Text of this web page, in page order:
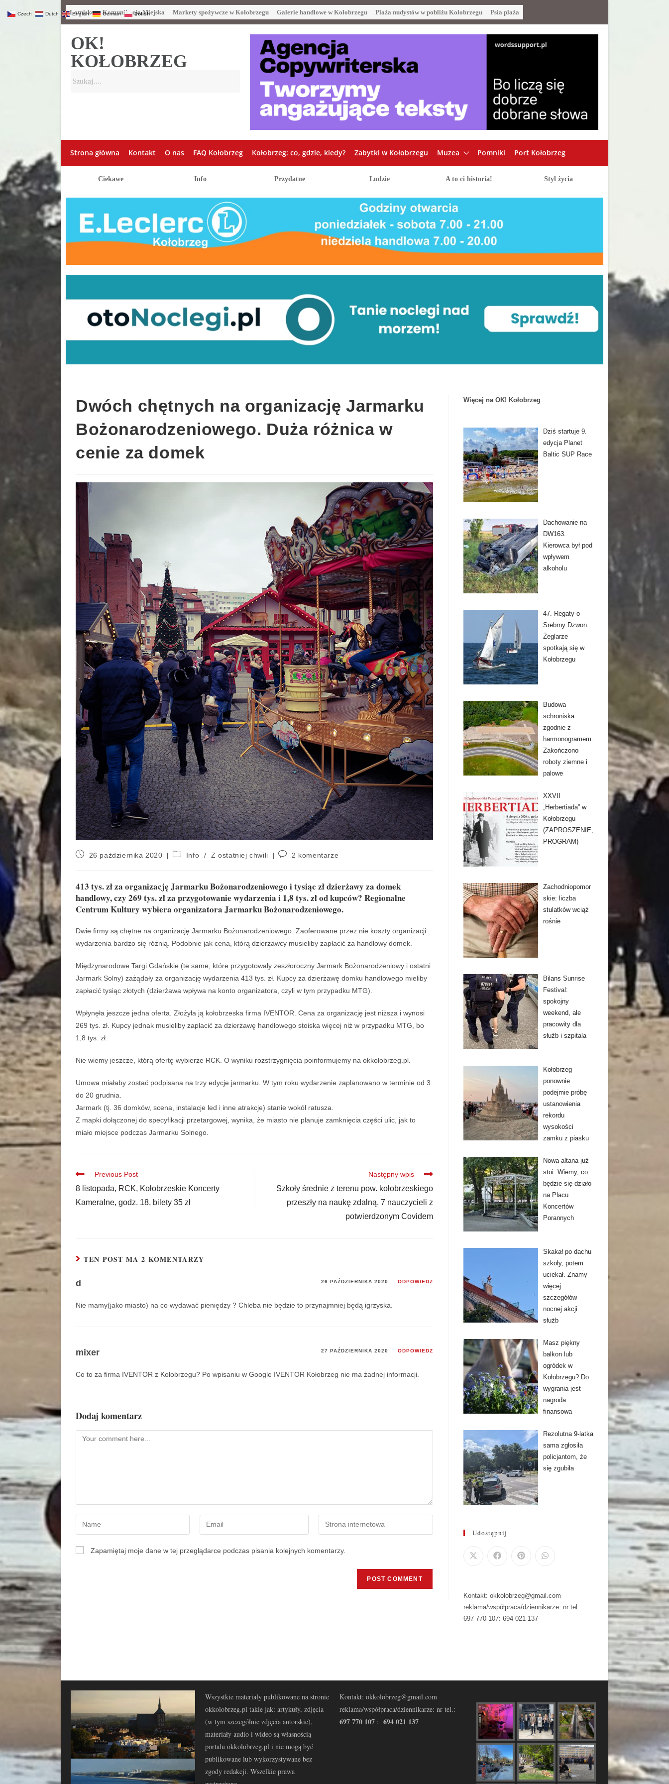
Lotnisko Komunikacja Miejska Markety spożywcze w Kołobrzegu Galerie handlowe w Kołobrzegu Plaża nudystów w pobliżu Kołobrzegu Psia plaża
OK!
KOŁOBRZEG
Strona główna Kontakt O nas FAQ Kołobrzeg Kołobrzeg: co, gdzie, kiedy? Zabytki w Kołobrzegu Muzea Pomniki Port Kołobrzeg
Ciekawe Info Przydatne Ludzie A to ci historia! Styl życia
Dwóch chętnych na organizację Jarmarku
Bożonarodzeniowego. Duża różnica w
cenie za domek
26 października 2020 Info / Z ostatniej chwili 2 komentarze
413 tys. zł za organizację Jarmarku Bożonarodzeniowego i tysiąc zł dzierżawy za domek
handlowy, czy 269 tys. zł za przygotowanie wydarzenia i 1,8 tys. zł od kupców? Regionalne
Centrum Kultury wybiera organizatora Jarmarku Bożonarodzeniowego.
Dwie firmy są chętne na organizację Jarmarku Bożonarodzeniowego. Zaoferowane przez nie koszty organizacji
wydarzenia bardzo się różnią. Podobnie jak cena, którą dzierżawcy musieliby zapłacić za handlowy domek.
Międzynarodowe Targi Gdańskie (te same, które przygotowały zeszłoroczny Jarmark Bożonarodzeniowy i ostatni
Jarmark Solny) zażądały za organizację wydarzenia 413 tys. zł. Kupcy za dzierżawę domku handlowego mieliby
zapłacić tysiąc złotych (dzierżawa wpływa na konto organizatora, czyli w tym przypadku MTG).
Wpłynęła jeszcze jedna oferta. Złożyła ją kołobrzeska firma IVENTOR. Cena za organizację jest niższa i wynosi
269 tys. zł. Kupcy jednak musieliby zapłacić za dzierżawę handlowego stoiska więcej niż w przypadku MTG, bo
1,8 tys. zł.
Nie wiemy jeszcze, którą ofertę wybierze RCK. O wyniku rozstrzygnięcia poinformujemy na okkolobrzeg.pl.
Umowa miałaby zostać podpisana na trzy edycje jarmarku. W tym roku wydarzenie zaplanowano w terminie od 3
do 20 grudnia.
Jarmark (tj. 36 domków, scena, instalacje led i inne atrakcje) stanie wokół ratusza.
Z mapki dołączonej do specyfikacji przetargowej, wynika, że miasto nie planuje zamknięcia części ulic, jak to
miało miejsce podczas Jarmarku Solnego.
Previous Post
8 listopada, RCK, Kołobrzeskie Koncerty
Kameralne, godz. 18, bilety 35 zł
Następny wpis
Szkoły średnie z terenu pow. kołobrzeskiego
przeszły na naukę zdalną. 7 nauczycieli z
potwierdzonym Covidem
TEN POST MA 2 KOMENTARZY
d 26 PAŹDZIERNIKA 2020 ODPOWIEDZ
Nie mamy(jako miasto) na co wydawać pieniędzy ? Chleba nie będzie to przynajmniej będą igrzyska.
mixer 27 PAŹDZIERNIKA 2020 ODPOWIEDZ
Co to za firma IVENTOR z Kołobrzegu? Po wpisaniu w Google IVENTOR Kołobrzeg nie ma żadnej informacji.
Dodaj komentarz
Zapamiętaj moje dane w tej przeglądarce podczas pisania kolejnych komentarzy.
Więcej na OK! Kołobrzeg
Dziś startuje 9.
edycja Planet
Baltic SUP Race
Dachowanie na
DW163.
Kierowca był pod
wpływem
alkoholu
47. Regaty o
Srebrny Dzwon.
Żeglarze
spotkają się w
Kołobrzegu
Budowa
schroniska
zgodnie z
harmonogramem.
Zakończono
roboty ziemne i
palowe
XXVII
„Herbertiada” w
Kołobrzegu
(ZAPROSZENIE,
PROGRAM)
Zachodniopomor
skie: liczba
stulatków wciąż
rośnie
Bilans Sunrise
Festival:
spokojny
weekend, ale
pracowity dla
służb i szpitala
Kołobrzeg
ponownie
podejmie próbę
ustanowienia
rekordu
wysokości
zamku z piasku
Nowa altana już
stoi. Wiemy, co
będzie się działo
na Placu
Koncertów
Porannych
Skakał po dachu
szkoły, potem
uciekał. Znamy
więcej
szczegółów
nocnej akcji
służb
Masz piękny
balkon lub
ogródek w
Kołobrzegu? Do
wygrania jest
nagroda
finansowa
Rezolutna 9-latka
sama zgłosiła
policjantom, że
się zgubiła
Udostępnij
Kontakt: okkolobrzeg@gmail.com
reklama/współpraca/dziennikarze: nr tel.:
697 770 107: 694 021 137
Wszystkie materiały publikowane na stronie
okkolobrzeg.pl takie jak: artykuły, zdjęcia
(w tym szczególnie zdjęcia autorskie),
materiały audio i wideo są własnością
portalu okkolobrzeg.pl i nie mogą być
publikowane lub wykorzystywane bez
zgody redakcji. Wszelkie prawa
Kontakt: okkolobrzeg@gmail.com
reklama/współpraca/dziennikarze: nr tel.:
697 770 107 : 694 021 137
Czech Dutch English German Polish